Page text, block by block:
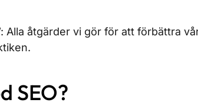
Alla åtgärder vi gör för att förbättra
SEO?